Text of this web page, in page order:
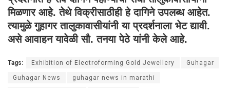
मिळणार आहे. तेथे विक्रीसाठीही हे दागिने उपलब्ध आहेत.
त्यामुळे गुहागर तालुकावासीयांनी या प्रदर्शनाला भेट द्यावी.
असे आवाहन यावेळी सौ. तनया पेठे यांनी केले आहे.
Tags: Exhibition of Electroforming Gold Jewellery Guhagar
Guhagar News guhagar news in marathi